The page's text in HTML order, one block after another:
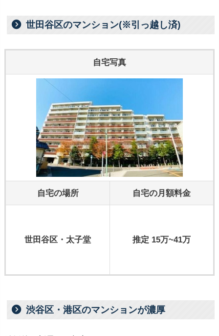
世田谷区のマンション(※引っ越し済)
自宅写真
自宅の場所 自宅の月額料金
世田谷区・太子堂 推定 15万~41万
渋谷区・港区のマンションが濃厚